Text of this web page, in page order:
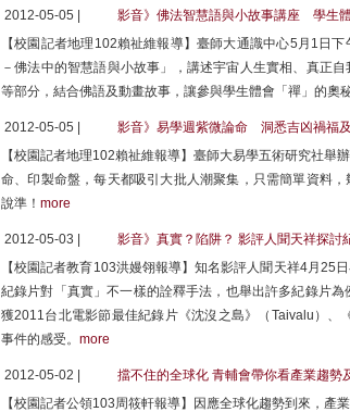
2012-05-05 |
影音》佛法智慧語與小故事講座 學生
【校園記者地理102賴祉維報導】臺師大通識中心5月1日
－佛法中的智慧語與小故事」，講述宇宙人生實相、真正
等部分，結合佛語及動畫故事，讓參與學生體會「禪」的奧秘
2012-05-05 |
影音》易學週紫微論命 洞悉吉凶禍福
【校園記者地理102賴祉維報導】臺師大易學五術研究社舉
命、印製命盤，每天都吸引大批人潮聚集，只需簡單資料
說準！ more
2012-05-03 |
影音》真實？陷阱？ 影評人聞天祥探討
【校園記者教育103洪嫚翎報導】知名影評人聞天祥4月25
紀錄片對「真實」不一樣的詮釋手法，也舉出許多紀錄片
獲2011台北電影節最佳紀錄片《沈沒之島》（Taivalu）、
事件的感受。 more
2012-05-02 |
擋不住的全球化 青輔會帶你看產業趨勢
【校園記者公領103周筱軒報導】因應全球化趨勢到來，產